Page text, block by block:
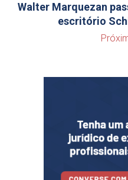
Walter Marquezan
escritório